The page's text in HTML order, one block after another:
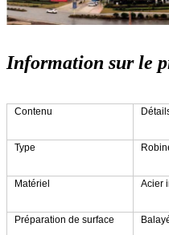
Information sur le
Contenu
Type
Matériel Acier
Préparation de surface